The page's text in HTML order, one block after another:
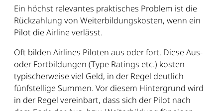
Ein höchst relevantes praktisches Problem ist die
Rückzahlung von Weiterbildungskosten, wenn ein
Pilot die Airline verlässt.
Oft bilden Airlines Piloten aus oder fort. Diese Aus-
oder Fortbildungen (Type Ratings etc.) kosten
typischerweise viel Geld, in der Regel deutlich
fünfstellige Summen. Vor diesem Hintergrund wird
in der Regel vereinbart, dass sich der Pilot nach